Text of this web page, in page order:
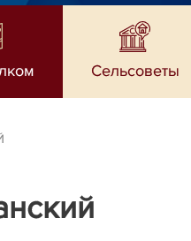
Сельсоветы